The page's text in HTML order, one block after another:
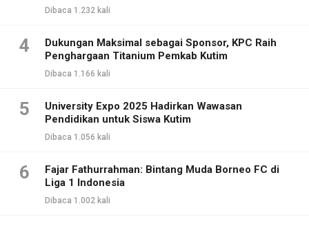
Dibaca 1.232 kali
4
Dukungan Maksimal sebagai Sponsor, KPC Raih
Penghargaan Titanium Pemkab Kutim
Dibaca 1.166 kali
5
University Expo 2025 Hadirkan Wawasan
Pendidikan untuk Siswa Kutim
Dibaca 1.056 kali
6
Fajar Fathurrahman: Bintang Muda Borneo FC di
Liga 1 Indonesia
Dibaca 1.002 kali